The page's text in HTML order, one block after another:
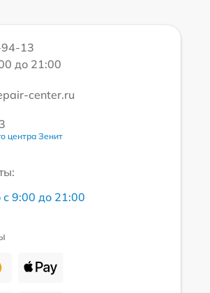
13
до 21:00
center.ru
центра Зенит
9:00 до 21:00